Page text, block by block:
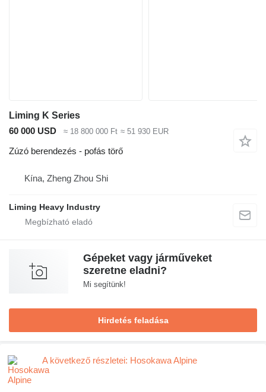
Liming K Series
60 000 USD
≈ 18 800 000 Ft ≈ 51 930 EUR
Zúzó berendezés - pofás törő
Kína, Zheng Zhou Shi
Liming Heavy Industry
Gépeket vagy járműveket
szeretne eladni?
Mi segítünk!
Hirdetés feladása
A következő részletei: Hosokawa Alpine